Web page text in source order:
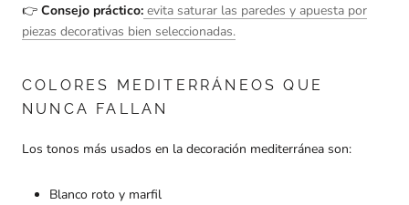
👉 Consejo práctico: evita saturar las paredes y apuesta por
piezas decorativas bien seleccionadas.
COLORES MEDITERRÁNEOS QUE
NUNCA FALLAN
Los tonos más usados en la decoración mediterránea son:
Blanco roto y marfil